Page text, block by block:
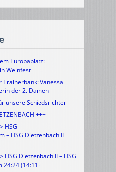
Europaplatz:
Weinfest
Vanessa
der 2. Damen
unsere Schiedsrichter
+++
HSG
– HSG Dietzenbach II
HSG Dietzenbach II – HSG
24:24 (14:11)